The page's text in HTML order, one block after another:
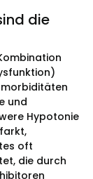
die
und
Hypotonie
oft
die durch